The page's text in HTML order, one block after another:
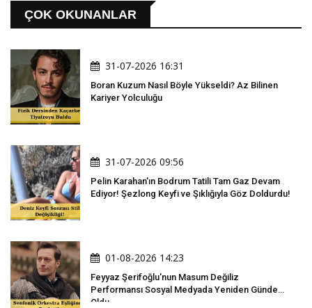
ÇOK OKUNANLAR
31-07-2026 16:31
Boran Kuzum Nasıl Böyle Yükseldi? Az Bilinen
Kariyer Yolculuğu
31-07-2026 09:56
Pelin Karahan'ın Bodrum Tatili Tam Gaz Devam
Ediyor! Şezlong Keyfi ve Şıklığıyla Göz Doldurdu!
01-08-2026 14:23
Feyyaz Şerifoğlu'nun Masum Değiliz
Performansı Sosyal Medyada Yeniden Gündem
Oldu